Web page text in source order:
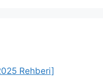
Rehberi]